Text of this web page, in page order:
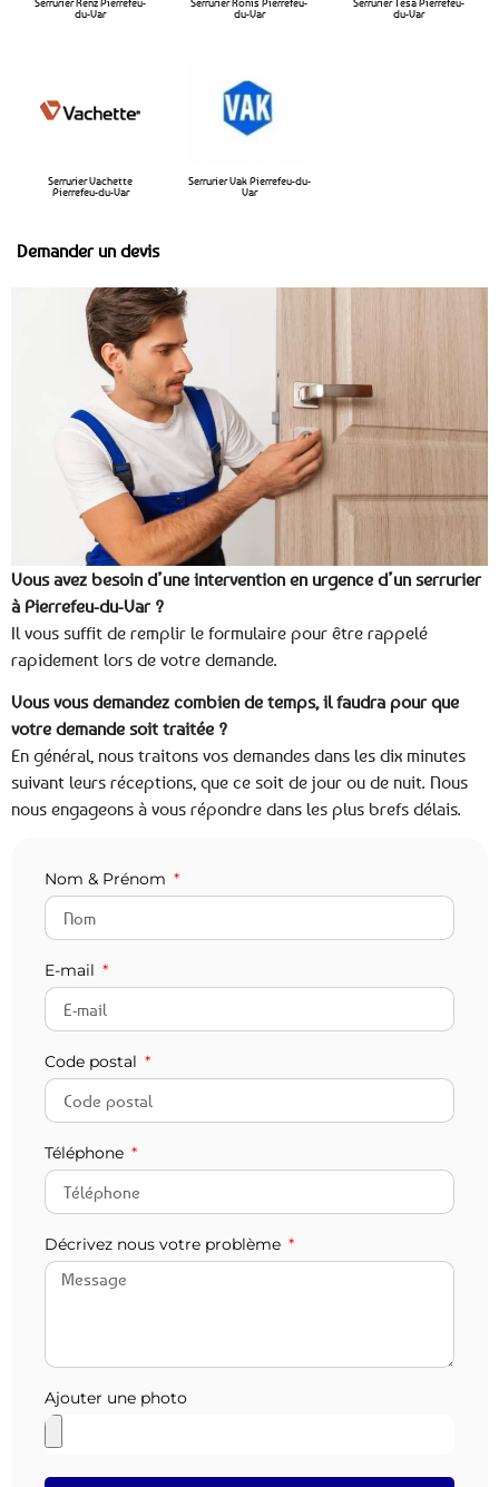
du-Var
du-Var
du-Var
Serrurier Vachette
Pierrefeu-du-Var
Serrurier Vak Pierrefeu-du-
Var
Demander un devis
Vous avez besoin d’une intervention en urgence d’un serrurier
à Pierrefeu-du-Var ?
Il vous suffit de remplir le formulaire pour être rappelé
rapidement lors de votre demande.
Vous vous demandez combien de temps, il faudra pour que
votre demande soit traitée ?
En général, nous traitons vos demandes dans les dix minutes
suivant leurs réceptions, que ce soit de jour ou de nuit. Nous
nous engageons à vous répondre dans les plus brefs délais.
Nom & Prénom
E-mail
Code postal
Téléphone
Décrivez nous votre problème
Ajouter une photo